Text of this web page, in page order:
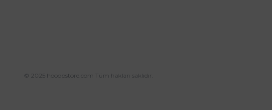
© 2025 hooopstore.com Tüm hakları saklıdır.